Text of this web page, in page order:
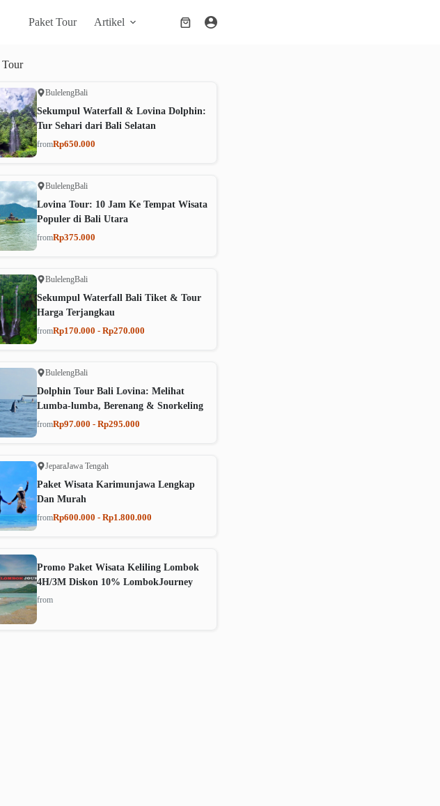
Paket Tour Artikel
Shopping
Tour
BulelengBali
Sekumpul Waterfall & Lovina Dolphin:
Tur Sehari dari Bali Selatan
fromRp650.000
BulelengBali
Lovina Tour: 10 Jam Ke Tempat Wisata
Populer di Bali Utara
fromRp375.000
BulelengBali
Sekumpul Waterfall Bali Tiket & Tour
Harga Terjangkau
fromRp170.000 - Rp270.000
BulelengBali
Dolphin Tour Bali Lovina: Melihat
Lumba-lumba, Berenang & Snorkeling
fromRp97.000 - Rp295.000
JeparaJawa Tengah
Paket Wisata Karimunjawa Lengkap
Dan Murah
fromRp600.000 - Rp1.800.000
Promo Paket Wisata Keliling Lombok
4H/3M Diskon 10% LombokJourney
from